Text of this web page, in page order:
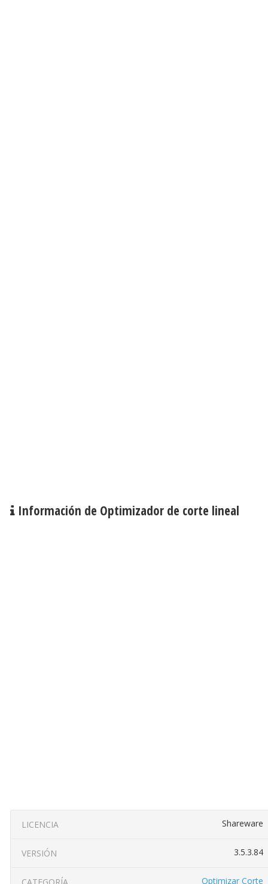
Información de Optimizador de corte lineal
LICENCIA Shareware
VERSIÓN 3.5.3.84
Optimizar Corte